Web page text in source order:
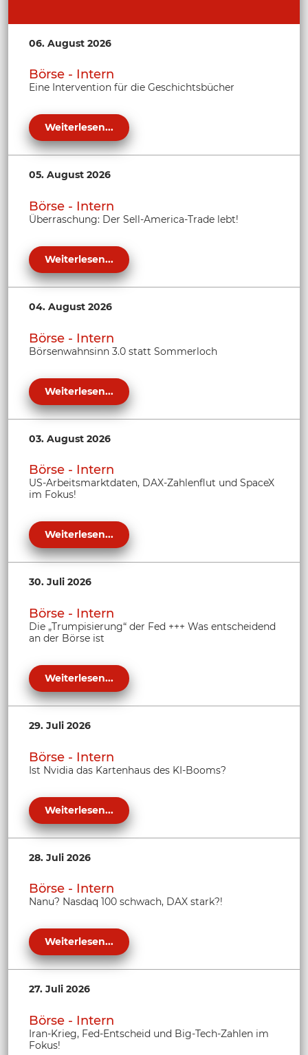
06. August 2026
Börse - Intern
Eine Intervention für die Geschichtsbücher
Weiterlesen...
05. August 2026
Börse - Intern
Überraschung: Der Sell-America-Trade lebt!
Weiterlesen...
04. August 2026
Börse - Intern
Börsenwahnsinn 3.0 statt Sommerloch
Weiterlesen...
03. August 2026
Börse - Intern
US-Arbeitsmarktdaten, DAX-Zahlenflut und SpaceX
im Fokus!
Weiterlesen...
30. Juli 2026
Börse - Intern
Die „Trumpisierung“ der Fed +++ Was entscheidend
an der Börse ist
Weiterlesen...
29. Juli 2026
Börse - Intern
Ist Nvidia das Kartenhaus des KI-Booms?
Weiterlesen...
28. Juli 2026
Börse - Intern
Nanu? Nasdaq 100 schwach, DAX stark?!
Weiterlesen...
27. Juli 2026
Börse - Intern
Iran-Krieg, Fed-Entscheid und Big-Tech-Zahlen im
Fokus!